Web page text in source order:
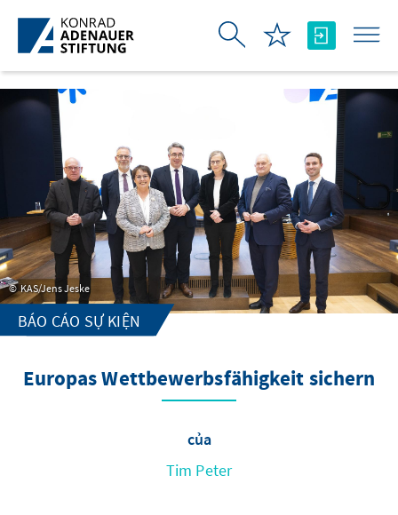
Skip to Main Content
KAS/Jens Jeske
BÁO CÁO SỰ KIỆN
Europas Wettbewerbsfähigkeit sichern
của
Tim Peter